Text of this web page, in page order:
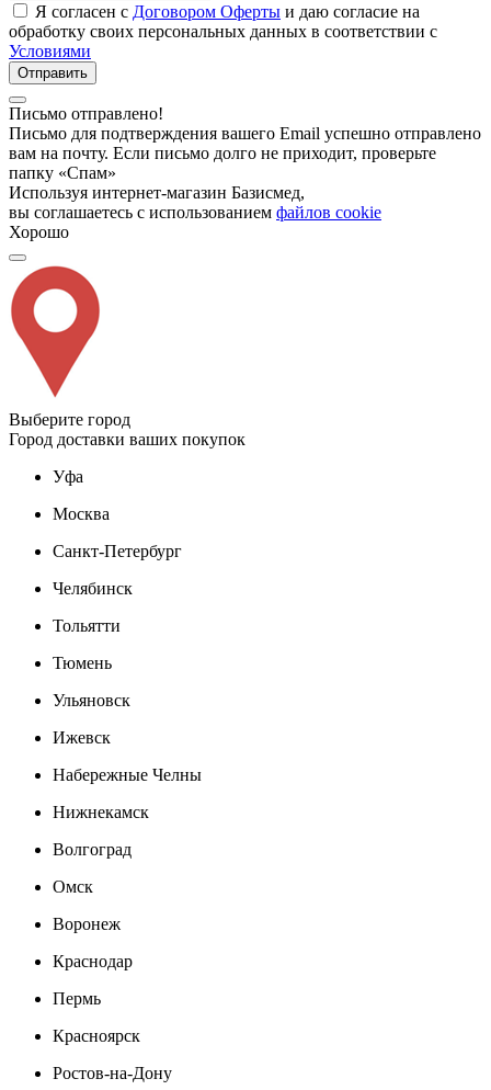
Я согласен с Договором Оферты и даю согласие на
обработку своих персональных данных в соответствии с
Условиями
Отправить
Письмо отправлено!
Письмо для подтверждения вашего Email успешно отправлено
вам на почту. Если письмо долго не приходит, проверьте
папку «Спам»
Используя интернет-магазин Базисмед,
вы соглашаетесь с использованием файлов cookie
Хорошо
Выберите город
Город доставки ваших покупок
Уфа
Москва
Санкт-Петербург
Челябинск
Тольятти
Тюмень
Ульяновск
Ижевск
Набережные Челны
Нижнекамск
Волгоград
Омск
Воронеж
Краснодар
Пермь
Красноярск
Ростов-на-Дону